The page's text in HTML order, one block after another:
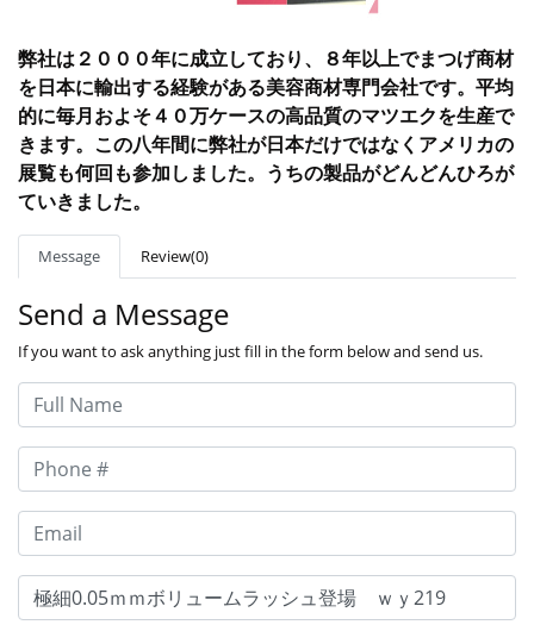
弊社は２０００年に成立しており、８年以上でまつげ商材
を日本に輸出する経験がある美容商材専門会社です。平均
的に毎月およそ４０万ケースの高品質のマツエクを生産で
きます。この八年間に弊社が日本だけではなくアメリカの
展覧も何回も参加しました。うちの製品がどんどんひろが
ていきました。
Message Review(0)
Send a Message
If you want to ask anything just fill in the form below and send us.